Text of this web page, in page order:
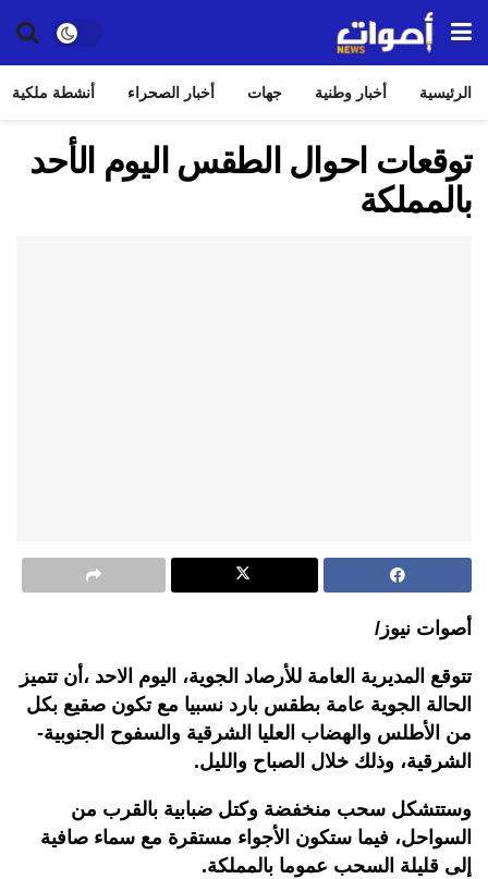
الرئيسية أخبار وطنية جهات أخبار الصحراء أنشطة ملكية
توقعات احوال الطقس اليوم الأحد
بالمملكة
أصوات نيوز/
تتوقع المديرية العامة للأرصاد الجوية، اليوم الاحد ، أن تتميز
الحالة الجوية عامة بطقس بارد نسبيا مع تكون صقيع بكل
من الأطلس والهضاب العليا الشرقية والسفوح الجنوبية-
الشرقية، وذلك خلال الصباح والليل.
وستتشكل سحب منخفضة وكتل ضبابية بالقرب من
السواحل، فيما ستكون الأجواء مستقرة مع سماء صافية
إلى قليلة السحب عموما بالمملكة.